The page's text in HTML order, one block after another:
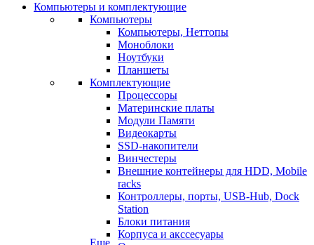
Компьютеры и комплектующие
Компьютеры
Компьютеры, Неттопы
Моноблоки
Ноутбуки
Планшеты
Комплектующие
Процессоры
Материнские платы
Модули Памяти
Видеокарты
SSD-накопители
Винчестеры
Внешние контейнеры для HDD, Mobile
racks
Контроллеры, порты, USB-Hub, Dock
Station
Блоки питания
Корпуса и акссесуары
Еще